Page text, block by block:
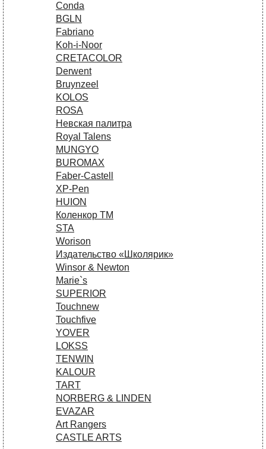
Conda
BGLN
Fabriano
Koh-i-Noor
CRETACOLOR
Derwent
Bruynzeel
KOLOS
ROSA
Невская палитра
Royal Talens
MUNGYO
BUROMAX
Faber-Castell
XP-Pen
HUION
Коленкор ТМ
STA
Worison
Издательство «Школярик»
Winsor & Newton
Marie`s
SUPERIOR
Touchnew
Touchfive
YOVER
LOKSS
TENWIN
KALOUR
TART
NORBERG & LINDEN
EVAZAR
Art Rangers
CASTLE ARTS